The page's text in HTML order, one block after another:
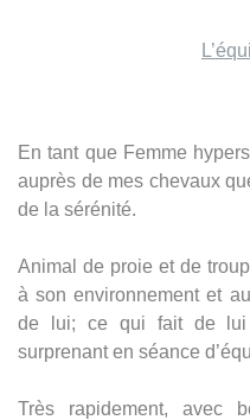
En tant que Femme
auprès de mes chevaux
de la sérénité.
Animal de proie et de
à son environnement et
de lui; ce qui fait de lui
surprenant en séance
Très rapidement, avec